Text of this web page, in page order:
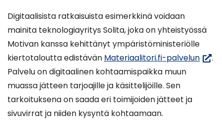
Digitaalisista ratkaisuista esimerkkinä voidaan
mainita teknologiayritys Solita, joka on yhteistyössä
Motivan kanssa kehittänyt ympäristöministeriölle
kiertotaloutta edistävän Materiaalitori.fi-palvelun
.
Palvelu on digitaalinen kohtaamispaikka muun
muassa jätteen tarjoajille ja käsittelijöille. Sen
tarkoituksena on saada eri toimijoiden jätteet ja
sivuvirrat ja niiden kysyntä kohtaamaan.